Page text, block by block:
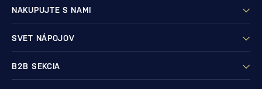
NAKUPUJTE S NAMI
SVET NÁPOJOV
B2B SEKCIA